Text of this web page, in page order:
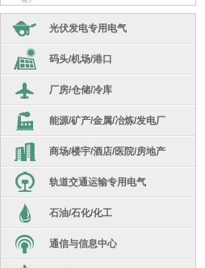
五金工具
电源系统
库存现货
电工超市
配件
光伏/充电桩
光伏发电专用电气
汇流箱
逆变器
光伏箱变
码头/机场/港口
高低压开关柜
隔离变压器
非晶合金
电源电器类
厂房/仓储/冷库
干式变压器
油浸式变压器
高低压开关柜
断路器类
能源/矿产/金属/冶炼/发电厂
电炉变
车载移动式变电站
矿用隔爆变
商场/楼宇/酒店/医院/房地产
干式变压器
高低压开关柜
箱变
轨道交通运输专用电气
整流变压器
船用变
石油/石化/化工
干式变压器
通信与信息中心